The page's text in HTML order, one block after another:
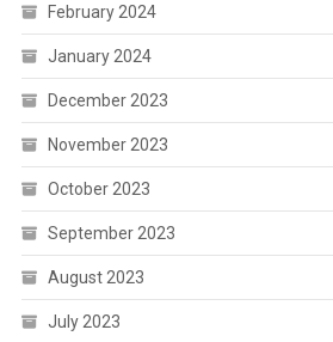
February 2024
January 2024
December 2023
November 2023
October 2023
September 2023
August 2023
July 2023